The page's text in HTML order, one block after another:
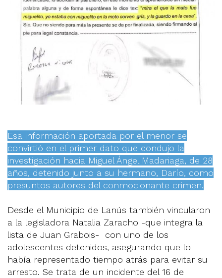
Esa información aportada por el menor se
convirtió en el primer dato que condujo la
investigación hacia Miguel Ángel Madariaga, de 28
años, detenido junto a su hermano, Darío, como
presuntos autores del conmocionante crimen.
Desde el Municipio de Lanús también vincularon
a la legisladora Natalia Zaracho -que integra la
lista de Juan Grabois- con uno de los
adolescentes detenidos, asegurando que lo
había representado tiempo atrás para evitar su
arresto. Se trata de un incidente del 16 de